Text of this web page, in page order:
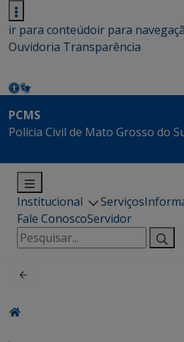
ir para conteúdoir para
Ouvidoria Transparência
PCMS
Polícia Civil de Mato Grosso do
Institucional Serviços
Fale ConoscoServidor
Pesquisar
por: